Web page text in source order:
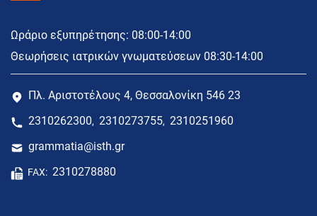
Ωράριο εξυπηρέτησης: 08:00-14:00
Θεωρήσεις ιατρικών γνωματεύσεων 08:30-14:00
Πλ. Αριστοτέλους 4, Θεσσαλονίκη 546 23
2310262300, 2310273755, 2310251960
grammatia@isth.gr
FAX: 2310278880